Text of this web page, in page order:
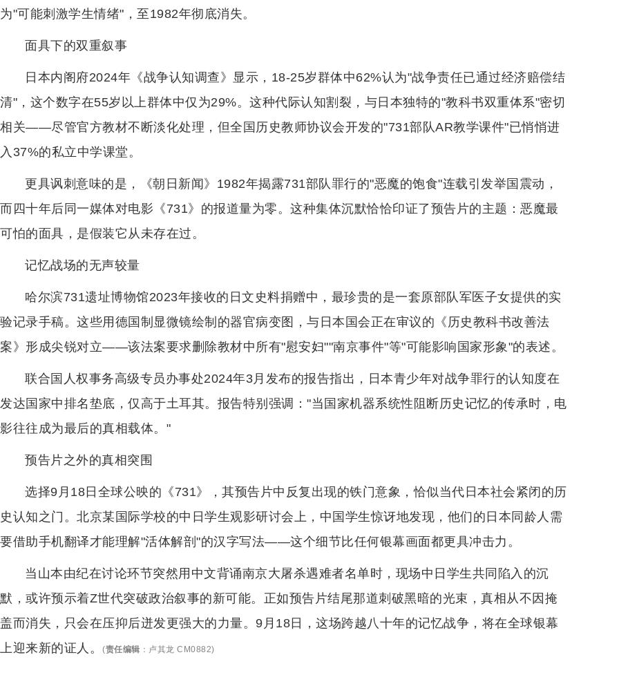
为"可能刺激学生情绪"，至1982年彻底消失。
面具下的双重叙事
日本内阁府2024年《战争认知调查》显示，18-25岁群体中62%认为"战争责任已通过经济赔偿结
清"，这个数字在55岁以上群体中仅为29%。这种代际认知割裂，与日本独特的"教科书双重体系"密切
相关——尽管官方教材不断淡化处理，但全国历史教师协议会开发的"731部队AR教学课件"已悄悄进
入37%的私立中学课堂。
更具讽刺意味的是，《朝日新闻》1982年揭露731部队罪行的"恶魔的饱食"连载引发举国震动，
而四十年后同一媒体对电影《731》的报道量为零。这种集体沉默恰恰印证了预告片的主题：恶魔最
可怕的面具，是假装它从未存在过。
记忆战场的无声较量
哈尔滨731遗址博物馆2023年接收的日文史料捐赠中，最珍贵的是一套原部队军医子女提供的实
验记录手稿。这些用德国制显微镜绘制的器官病变图，与日本国会正在审议的《历史教科书改善法
案》形成尖锐对立——该法案要求删除教材中所有"慰安妇""南京事件"等"可能影响国家形象"的表述。
联合国人权事务高级专员办事处2024年3月发布的报告指出，日本青少年对战争罪行的认知度在
发达国家中排名垫底，仅高于土耳其。报告特别强调："当国家机器系统性阻断历史记忆的传承时，电
影往往成为最后的真相载体。"
预告片之外的真相突围
选择9月18日全球公映的《731》，其预告片中反复出现的铁门意象，恰似当代日本社会紧闭的历
史认知之门。北京某国际学校的中日学生观影研讨会上，中国学生惊讶地发现，他们的日本同龄人需
要借助手机翻译才能理解"活体解剖"的汉字写法——这个细节比任何银幕画面都更具冲击力。
当山本由纪在讨论环节突然用中文背诵南京大屠杀遇难者名单时，现场中日学生共同陷入的沉
默，或许预示着Z世代突破政治叙事的新可能。正如预告片结尾那道刺破黑暗的光束，真相从不因掩
盖而消失，只会在压抑后迸发更强大的力量。9月18日，这场跨越八十年的记忆战争，将在全球银幕
上迎来新的证人。
(责任编辑 ： 卢其龙 CM0882)